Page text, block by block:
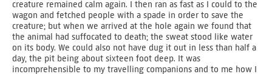
creature remained calm again. I then ran as fast as I could to the
wagon and fetched people with a spade in order to save the
creature; but when we arrived at the hole again we found that
the animal had suffocated to death; the sweat stood like water
on its body. We could also not have dug it out in less than half a
day, the pit being about sixteen foot deep. It was
incomprehensible to my travelling companions and to me how I